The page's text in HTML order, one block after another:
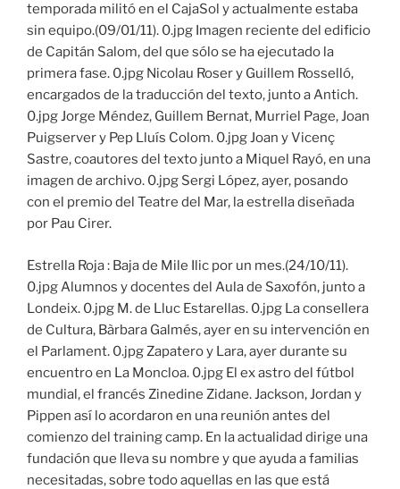
temporada militó en el CajaSol y actualmente estaba
sin equipo.(09/01/11). 0.jpg Imagen reciente del edificio
de Capitán Salom, del que sólo se ha ejecutado la
primera fase. 0.jpg Nicolau Roser y Guillem Rosselló,
encargados de la traducción del texto, junto a Antich.
0.jpg Jorge Méndez, Guillem Bernat, Murriel Page, Joan
Puigserver y Pep Lluís Colom. 0.jpg Joan y Vicenç
Sastre, coautores del texto junto a Miquel Rayó, en una
imagen de archivo. 0.jpg Sergi López, ayer, posando
con el premio del Teatre del Mar, la estrella diseñada
por Pau Cirer.
Estrella Roja : Baja de Mile Ilic por un mes.(24/10/11).
0.jpg Alumnos y docentes del Aula de Saxofón, junto a
Londeix. 0.jpg M. de Lluc Estarellas. 0.jpg La consellera
de Cultura, Bàrbara Galmés, ayer en su intervención en
el Parlament. 0.jpg Zapatero y Lara, ayer durante su
encuentro en La Moncloa. 0.jpg El ex astro del fútbol
mundial, el francés Zinedine Zidane. Jackson, Jordan y
Pippen así lo acordaron en una reunión antes del
comienzo del training camp. En la actualidad dirige una
fundación que lleva su nombre y que ayuda a familias
necesitadas, sobre todo aquellas en las que está